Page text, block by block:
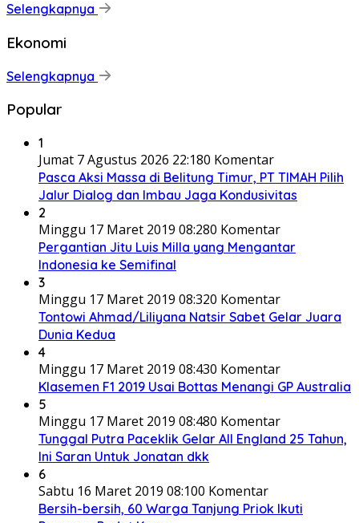
Selengkapnya
Ekonomi
Selengkapnya
Popular
1
Jumat 7 Agustus 2026 22:180 Komentar
Pasca Aksi Massa di Belitung Timur, PT TIMAH Pilih
Jalur Dialog dan Imbau Jaga Kondusivitas
2
Minggu 17 Maret 2019 08:280 Komentar
Pergantian Jitu Luis Milla yang Mengantar
Indonesia ke Semifinal
3
Minggu 17 Maret 2019 08:320 Komentar
Tontowi Ahmad/Liliyana Natsir Sabet Gelar Juara
Dunia Kedua
4
Minggu 17 Maret 2019 08:430 Komentar
Klasemen F1 2019 Usai Bottas Menangi GP Australia
5
Minggu 17 Maret 2019 08:480 Komentar
Tunggal Putra Paceklik Gelar All England 25 Tahun,
Ini Saran Untuk Jonatan dkk
6
Sabtu 16 Maret 2019 08:100 Komentar
Bersih-bersih, 60 Warga Tanjung Priok Ikuti